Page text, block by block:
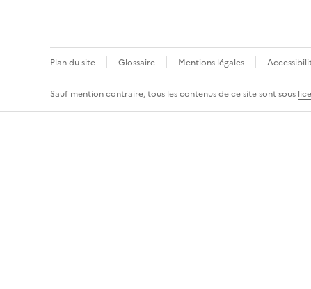
é
n
a
Plan du site Glossaire Mentions légales
Sauf mention contraire, tous les contenus de ce site sont sous